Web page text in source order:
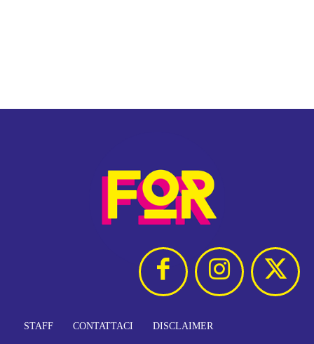
STAFF CONTATTACI DISCLAIMER